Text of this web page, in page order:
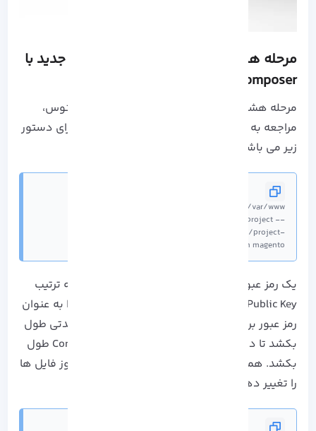
مرحله هشتم: ایجاد یک پروژه Magento جدید با
Composer
مرحله هشتم در نصب Magento برای سیستم سنتوس،
مراجعه به دایرکتوری ریشه وب سرور و سپس اجرای دستور
زیر می باشد:
sudo composer create-project --
repository=https://repo.magento.com/magento/project-
community-edition magento
یک رمز عبور و یک نام کاربری مورد نیاز است که به ترتیب
Public Key را به عنوان نام کاربری و Private Key را به عنوان
رمز عبور برای شما قرار می دهد. اما ممکن است مدتی طول
بکشد تا دانلود و نصب تمام وابسته های Composer طول
بکشد. همچنین می توانید طبق نیاز Magento مجوز فایل ها
را تغییر دهید: